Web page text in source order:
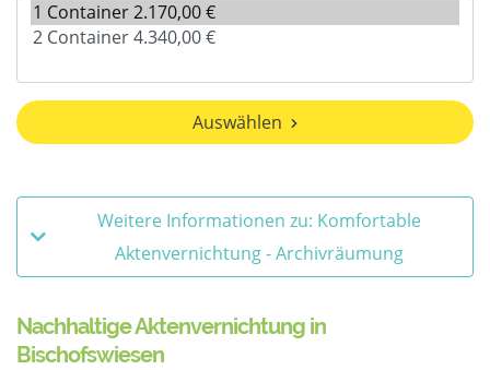
Auswählen
Weitere Informationen zu: Komfortable
Aktenvernichtung - Archivräumung
Nachhaltige Aktenvernichtung in
Bischofswiesen